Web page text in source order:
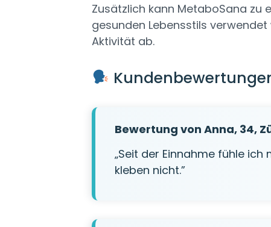
Zusätzlich kann MetaboSana zu
gesunden Lebensstils
Aktivität ab.
Bewertung von Anna, 34,
„Seit der Einnahme fühle
kleben nicht.”